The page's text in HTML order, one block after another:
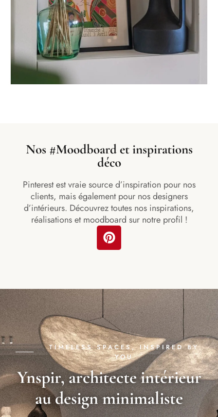
Nos #Moodboard et inspirations
déco
Pinterest est vraie source d’inspiration pour nos
clients, mais également pour nos designers
d’intérieurs. Découvrez toutes nos inspirations,
réalisations et moodboard sur notre profil !
TIMELESS SPACES, INSPIRED BY
YOU
Ynspir, architecte intérieur
au design minimaliste